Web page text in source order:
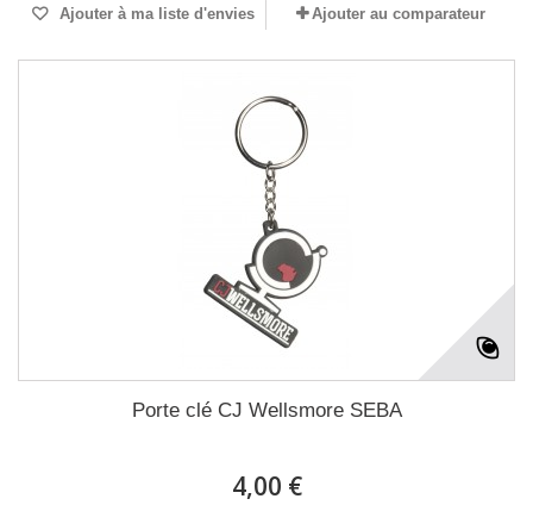
Ajouter à ma liste d'envies Ajouter au comparateur
Porte clé CJ Wellsmore SEBA
4,00 €